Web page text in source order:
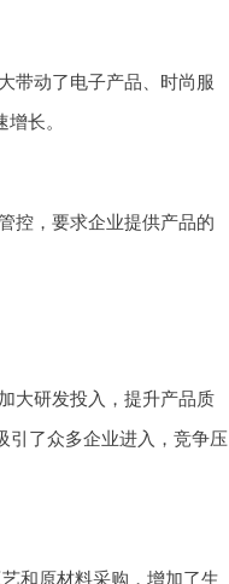
带动了电子产品、时尚服
长。
控，要求企业提供产品的
大研发投入，提升产品质
引了众多企业进入，竞争压
和原材料采购，增加了生